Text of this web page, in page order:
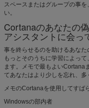
スペースまたはグループの事
い。
Cortanaのあなたの
アシスタントに会っ
事を終らせるのを助けるあなた
もっとそのうちに学習によっ
ます。メモで最もよいCortana
てあなたはより少しを忘れ、多
メモのCortanaを使用してすば
Windowsの部内者